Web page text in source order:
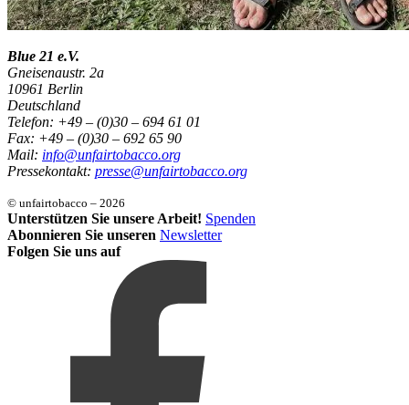
Blue 21 e.V.
Gneisenaustr. 2a
10961 Berlin
Deutschland
Telefon: +49 – (0)30 – 694 61 01
Fax: +49 – (0)30 – 692 65 90
Mail: info@unfairtobacco.org
Pressekontakt: presse@unfairtobacco.org
© unfairtobacco – 2026
Unterstützen Sie unsere Arbeit! Spenden
Abonnieren Sie unseren Newsletter
Folgen Sie uns auf